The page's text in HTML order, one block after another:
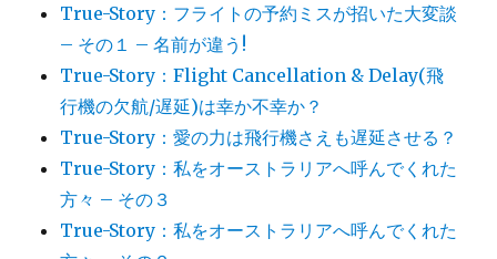
True-Story：フライトの予約ミスが招いた大変談
– その１ – 名前が違う!
True-Story：Flight Cancellation & Delay(飛
行機の欠航/遅延)は幸か不幸か？
True-Story：愛の力は飛行機さえも遅延させる？
True-Story：私をオーストラリアへ呼んでくれた
方々 – その３
True-Story：私をオーストラリアへ呼んでくれた